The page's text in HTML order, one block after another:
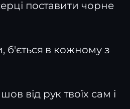
поставити чорне
б'ється в кожному з
від рук твоїх сам і